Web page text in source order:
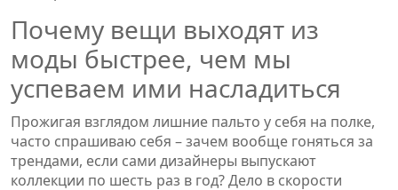
Почему вещи выходят из
моды быстрее, чем мы
успеваем ими насладиться
Прожигая взглядом лишние пальто у себя на полке,
часто спрашиваю себя – зачем вообще гоняться за
трендами, если сами дизайнеры выпускают
коллекции по шесть раз в год? Дело в скорости